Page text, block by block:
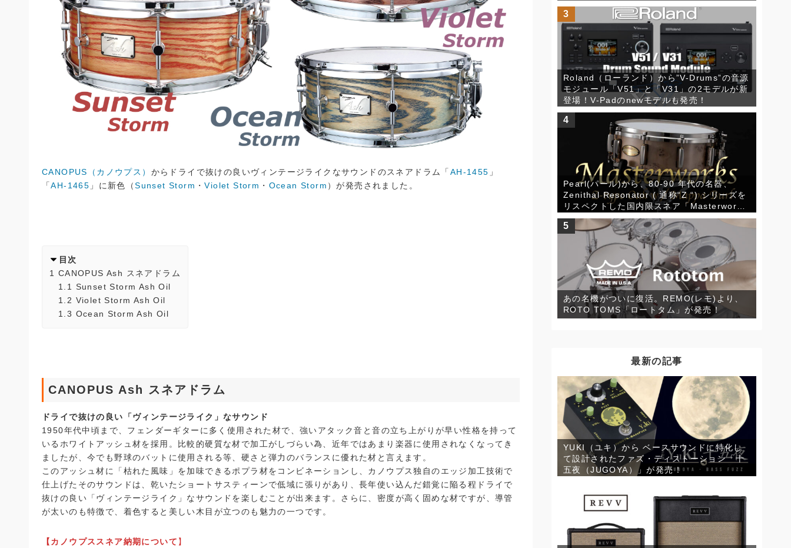
CANOPUS（カノウプス） からドライで抜けの良いヴィンテージライクなサウンドのスネアドラム「 AH-1455 」
「AH-1465 」に新色（Sunset Storm ・Violet Storm ・ Ocean Storm ）が発売されました。
目次
1 CANOPUS Ash スネアドラム
1.1 Sunset Storm Ash Oil
1.2 Violet Storm Ash Oil
1.3 Ocean Storm Ash Oil
CANOPUS Ash スネアドラム
ドライで抜けの良い「ヴィンテージライク」なサウンド
1950年代中頃まで、フェンダーギターに多く使用された材で、強いアタック音と音の立ち上がりが早い性格を持って
いるホワイトアッシュ材を採用。比較的硬質な材で加工がしづらい為、近年ではあまり楽器に使用されなくなってき
ましたが、今でも野球のバットに使用される等、硬さと弾力のバランスに優れた材と言えます。
このアッシュ材に「枯れた風味」を加味できるポプラ材をコンビネーションし、カノウプス独自のエッジ加工技術で
仕上げたそのサウンドは、乾いたショートサスティーンで低域に張りがあり、長年使い込んだ錯覚に陥る程ドライで
抜けの良い「ヴィンテージライク」なサウンドを楽しむことが出来ます。さらに、密度が高く固めな材ですが、導管
が太いのも特徴で、着色すると美しい木目が立つのも魅力の一つです。
【カノウプススネア納期について 】
3
Roland（ローランド）から”V-Drums”の音源
モジュール「V51」と「V31」の2モデルが新
登場！V-Padのnewモデルも発売！
4
Pearl(パール)から、80-90 年代の名器、
Zenithal Resonator ( 通称“Z “) シリーズを
リスペクトした国内限スネア「Masterworks
Z-type Oak w/Mappa Burl」が発売！
5
あの名機がついに復活。REMO(レモ)より、
ROTO TOMS「ロートタム」が発売！
最新の記事
YUKI（ユキ）から ベースサウンドに特化し
て設計されたファズ・ディストーション「十
五夜（JUGOYA）」が発売！